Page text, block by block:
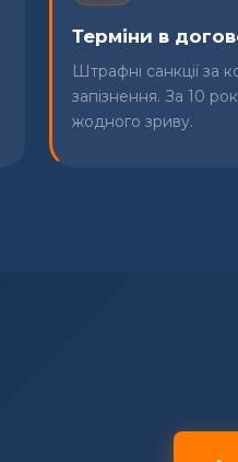
Терміни в
Штрафні санкції за
запізнення. За 10
жодного зриву.